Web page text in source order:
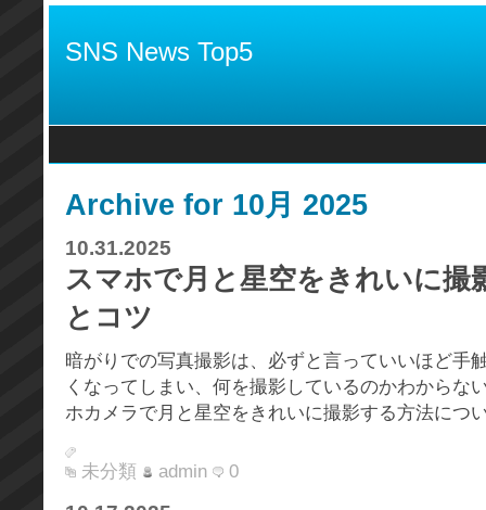
SNS News Top5
Archive for 10月 2025
10.31.2025
スマホで月と星空をきれいに撮
とコツ
暗がりでの写真撮影は、必ずと言っていいほど手
くなってしまい、何を撮影しているのかわからな
ホカメラで月と星空をきれいに撮影する方法につ
未分類 admin 0